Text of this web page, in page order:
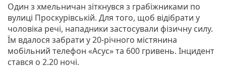
Один з хмельничан зіткнувся з грабіжниками по
вулиці Проскурівській. Для того, щоб відібрати у
чоловіка речі, нападники застосували фізичну силу.
Їм вдалося забрати у 20-річного містянина
мобільний телефон «Асус» та 600 гривень. Інцидент
стався о 2.20 ночі.